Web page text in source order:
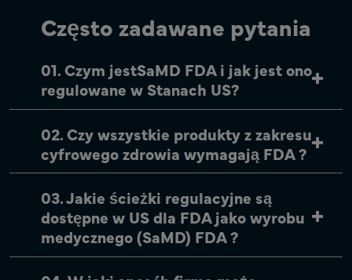
Często zadawane pytania
01. Czym jestSaMD FDA i jak jest ono
regulowane w Stanach US?
02. Czy wszystkie produkty z zakresu
cyfrowego zdrowia wymagają FDA ?
03. Jakie ścieżki regulacyjne są
dostępne w US dla FDA jako wyrobu
medycznego (SaMD) FDA ?